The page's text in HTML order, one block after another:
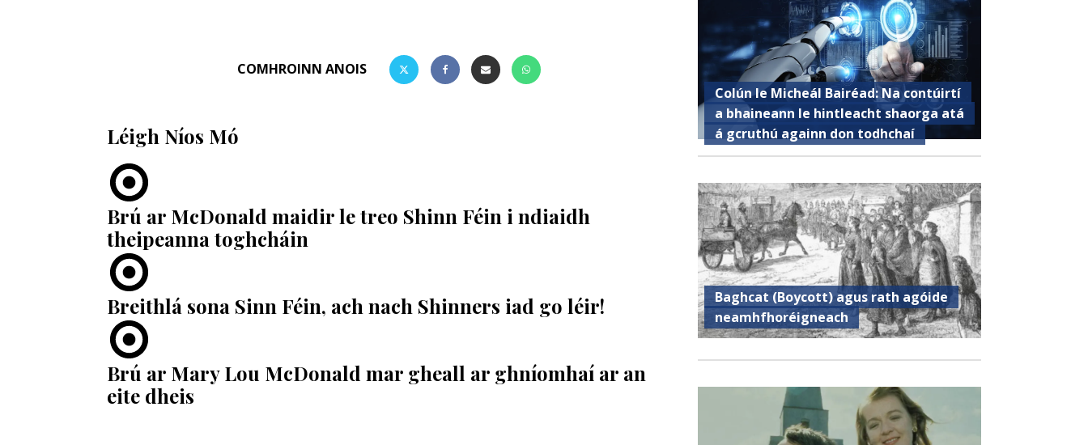
COMHROINN ANOIS
Léigh Níos Mó
Brú ar McDonald maidir le treo Shinn Féin i ndiaidh
theipeanna toghcháin
Breithlá sona Sinn Féin, ach nach Shinners iad go léir!
Brú ar Mary Lou McDonald mar gheall ar ghníomhaí ar an
eite dheis
Colún le Micheál Bairéad: Na contúirtí
a bhaineann le hintleacht shaorga atá
á gcruthú againn don todhchaí
Baghcat (Boycott) agus rath agóide
neamhfhoréigneach